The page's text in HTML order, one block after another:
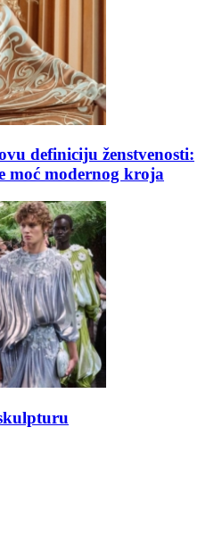
definiciju ženstvenosti:
moć modernog kroja